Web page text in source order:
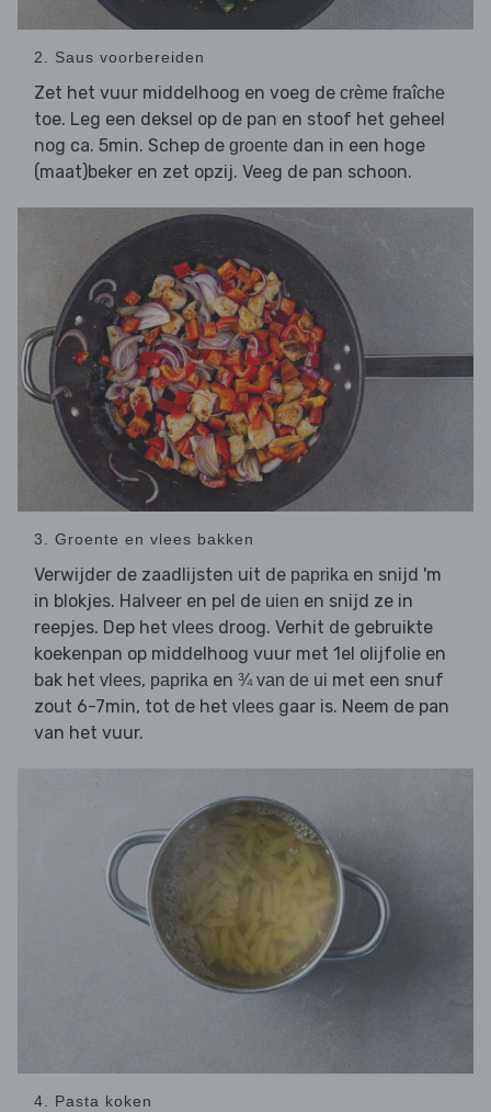
2. Saus voorbereiden
Zet het vuur middelhoog en voeg de crème fraîche
toe. Leg een deksel op de pan en stoof het geheel
nog ca. 5min. Schep de groente dan in een hoge
(maat)beker en zet opzij. Veeg de pan schoon.
3. Groente en vlees bakken
Verwijder de zaadlijsten uit de paprika en snijd 'm
in blokjes. Halveer en pel de uien en snijd ze in
reepjes. Dep het vlees droog. Verhit de gebruikte
koekenpan op middelhoog vuur met 1el olijfolie en
bak het vlees, paprika en ¾ van de ui met een snuf
zout 6-7min, tot de het vlees gaar is. Neem de pan
van het vuur.
4. Pasta koken